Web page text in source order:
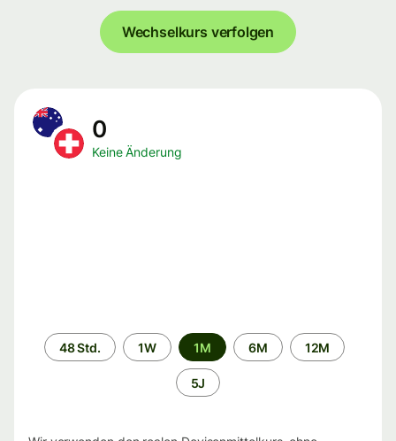
Wechselkurs verfolgen
0
Keine Änderung
Zeitraum
48 Std. 1W 1M 6M 12M
5J